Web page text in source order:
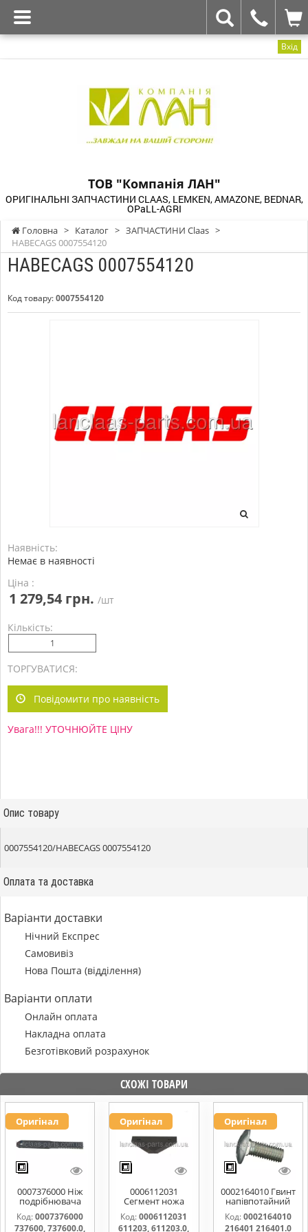
Вхід
ТОВ "Компанія ЛАН"
ОРИГІНАЛЬНІ ЗАПЧАСТИНИ CLAAS, LEMKEN, AMAZONE, BEDNAR,
OPaLL-AGRI
Головна > Каталог > ЗАПЧАСТИНИ Claas >
HABECAGS 0007554120
HABECAGS 0007554120
Код товару:0007554120
Наявність:
Немає в наявності
Ціна :
1 279,54 грн. /шт
Кількість:
ТОРГУВАТИСЯ:
Повідомити про наявність
Увага!!! УТОЧНЮЙТЕ ЦІНУ
Опис товару
0007554120/HABECAGS 0007554120
Оплата та доставка
Варіанти доставки
Нічний Експрес
Самовивіз
Нова Пошта (відділення)
Варіанти оплати
Онлайн оплата
Накладна оплата
Безготівковий розрахунок
СХОЖІ ТОВАРИ
Оригінал
0007376000 Ніж
подрібнювача
соломи,рухомий
737600, 737600.0,
Код:0007376000
737600, 737600.0,
Оригінал
0006112031
Сегмент ножа
жатки 611203,
611203.0,
Код: 0006112031
611203, 611203.0,
Оригінал
0002164010 Гвинт
напівпотайний
М10х25х20
216401 216401.0
Код:0002164010
216401 216401.0